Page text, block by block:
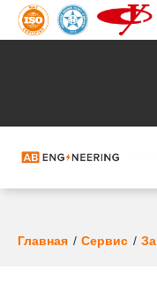
О
Главная Сервис